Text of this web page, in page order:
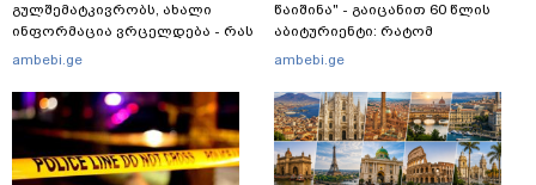
გულშემატკივრობს, ახალი
ინფორმაცია ვრცელდება - რას
წერს ბიჭუნას დედა?
ambebi.ge
წაიშინა" - გაიცანით 60 წლის
აბიტურიენტი: რატომ
გადაწყვიტა ბაგრატიონთა
გამოცდებზე გასვლა
ambebi.ge